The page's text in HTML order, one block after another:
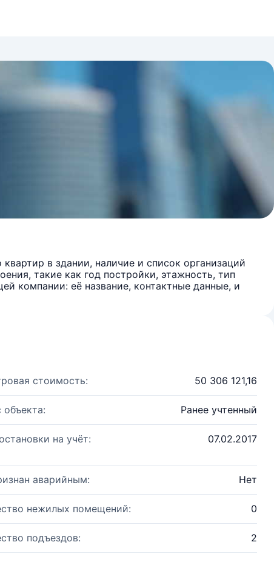
в здании, наличие и список организаций
такие как год постройки, этажность, тип
компании: её название, контактные данные, и
стоимость: 50 306 121,16
объекта: Ранее учтенный
на учёт: 07.02.2017
аварийным: Нет
нежилых помещений: 0
подъездов: 2